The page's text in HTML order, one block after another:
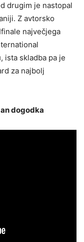
drugim je nastopal
Z avtorsko
največjega
ista skladba pa je
za najbolj
dogodka